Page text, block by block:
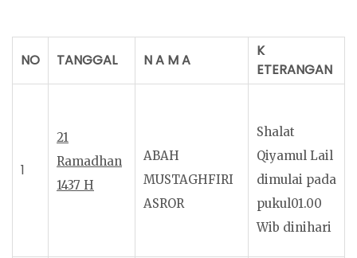
NO TANGGAL N A M A
K
ETERANGAN
1
21
Ramadhan
1437 H
ABAH
MUSTAGHFIRI
ASROR
Shalat
Qiyamul Lail
dimulai pada
pukul01.00
Wib dinihari